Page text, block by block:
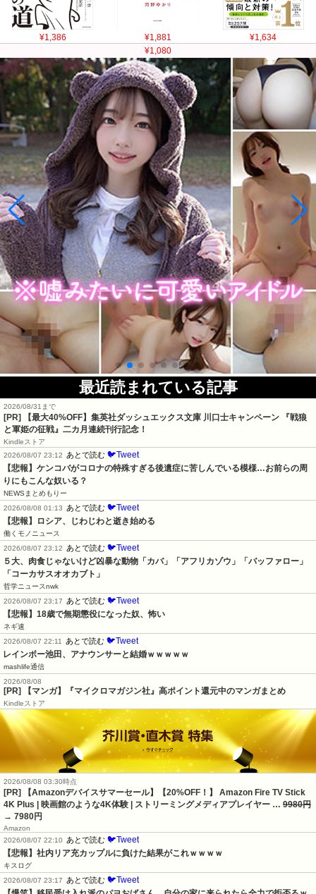
¥1,386 ¥1,881
¥1,634
¥1,080
最近読まれている記事
2026/08/31まで
[PR]
【最大40%OFF】集英社ダッシュエックス文庫 川口士キャンペーン 『戦狼
と軍姫の征戦』二カ月連続刊行記念！
Kindleストア
2026/08/07 23:12
あとで読む 🐦Tweet
【悲報】ケンコバがコロナの特殊すぎる後遺症に苦しんでいる模様…お前らの周
りにもこんな奴いる？
NEWSまとめもりー
2026/08/08 01:13
あとで読む 🐦Tweet
【悲報】ロシア、じわじわと逝き始める
働くモノニュース
2026/08/07 23:12
あとで読む 🐦Tweet
５大、肉食じゃないけど凶暴な動物「カバ」「アフリカゾウ」「バッファロー」
「コーカサスオオカブト」
哲学ニュースnwk
2026/08/07 23:17
あとで読む 🐦Tweet
【悲報】18歳で無期懲役になった奴、怖い
ネギ速
2026/08/07 22:11
あとで読む 🐦Tweet
レインボー池田、アナウンサーと結婚ｗｗｗｗｗ
mashlife通信
2026/08/08
[PR] 【マンガ】『マイクロマガジン社』高ポイント還元中のマンガまとめ
Kindleストア
2026/08/08 03:30時点
[PR] 【Amazonデバイスサマーセール】【20%OFF！】 Amazon Fire TV Stick
4K Plus | 映画館のような4K体験 | ストリーミングメディアプレイヤー … 9980円
→ 7980円
Amazon
2026/08/07 22:10
あとで読む 🐦Tweet
【悲報】社内リア充カップルに負けた結果がこれｗｗｗｗ
キスログ
2026/08/07 23:17
あとで読む 🐦Tweet